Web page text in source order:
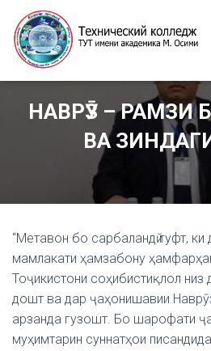
НАВРӮЗ – РАМЗИ
ВА
“Метавон бо сарбаландӣ гуфт,
мамлакати ҳамзабону
Тоҷикистони соҳибистиқлол
дошт ва дар ҷаҳонишавии
арзанда гузошт. Бо шарофати
муҳимтарин суннатҳои